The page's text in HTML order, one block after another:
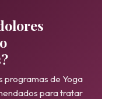
programas de Yoga
para tratar